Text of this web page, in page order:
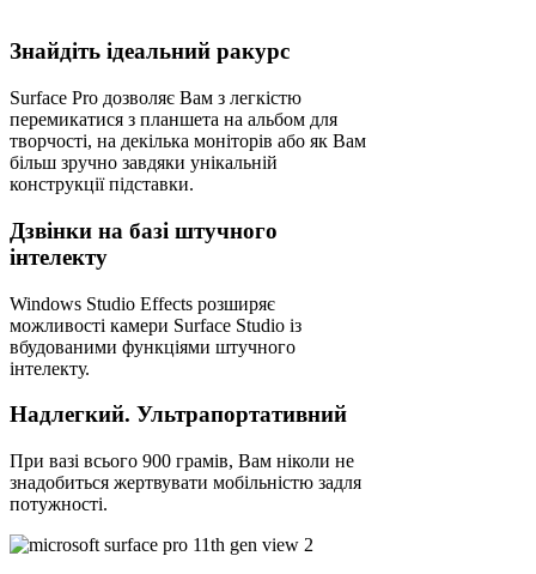
Знайдіть ідеальний ракурс
Surface Pro дозволяє Вам з легкістю
перемикатися з планшета на альбом для
творчості, на декілька моніторів або як Вам
більш зручно завдяки унікальній
конструкції підставки.
Дзвінки на базі штучного
інтелекту
Windows Studio Effects розширяє
можливості камери Surface Studio із
вбудованими функціями штучного
інтелекту.
Надлегкий. Ультрапортативний
При вазі всього 900 грамів, Вам ніколи не
знадобиться жертвувати мобільністю задля
потужності.